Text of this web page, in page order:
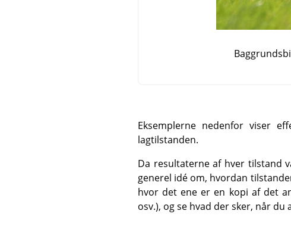
Eksemplerne nedenfor viser
lagtilstanden.
Da resultaterne af hver tilstand
generel idé om, hvordan
hvor det ene er en kopi af det
osv.), og se hvad der sker, når